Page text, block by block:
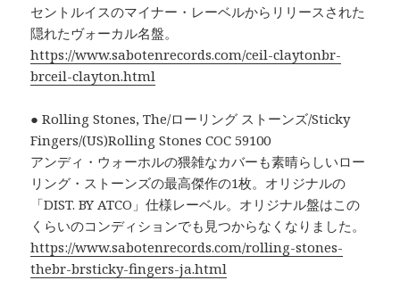
セントルイスのマイナー・レーベルからリリースされた
隠れたヴォーカル名盤。
https://www.sabotenrecords.com/ceil-claytonbr-
brceil-clayton.html
● Rolling Stones, The/ローリング ストーンズ/Sticky
Fingers/(US)Rolling Stones COC 59100
アンディ・ウォーホルの猥雑なカバーも素晴らしいロー
リング・ストーンズの最高傑作の1枚。オリジナルの
「DIST. BY ATCO」仕様レーベル。オリジナル盤はこの
くらいのコンディションでも見つからなくなりました。
https://www.sabotenrecords.com/rolling-stones-
thebr-brsticky-fingers-ja.html